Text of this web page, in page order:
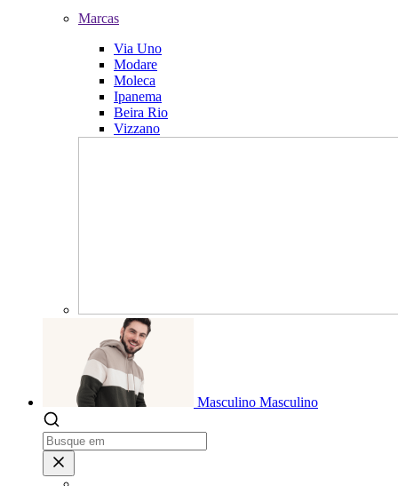
Marcas
Via Uno
Modare
Moleca
Ipanema
Beira Rio
Vizzano
Masculino Masculino